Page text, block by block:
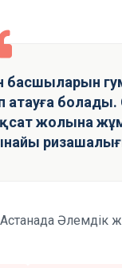
басшыларын
атауға болады.
жолына
Астанада Әлемдік